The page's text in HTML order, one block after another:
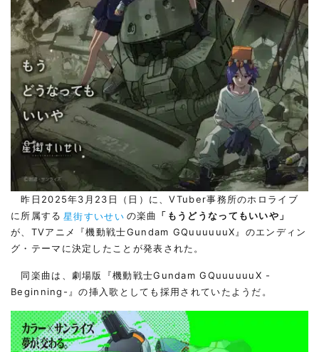
昨日2025年3月23日（日）に、VTuber事務所のホロライブ
に所属する 星街すいせい の楽曲 「もうどうなってもいいや」
が、TVアニメ『機動戦士Gundam GQuuuuuuX』のエンディン
グ・テーマに決定したことが発表された。
同楽曲は、劇場版『機動戦士Gundam GQuuuuuuX -
Beginning-』の挿入歌としても採用されていたようだ。